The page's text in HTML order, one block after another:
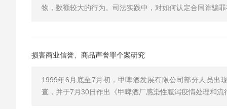
物，数额较大的行为。司法实践中，对如何认定合同诈骗
损害商业信誉、商品声誉罪个案研究
1999年6月底至7月初，甲啤酒发展有限公司部分人员出
查，并于7月30日作出《甲啤酒厂感染性腹泻疫情处理和流